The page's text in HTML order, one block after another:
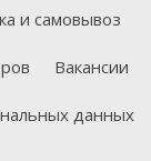
и самовывоз
Вакансии
данных